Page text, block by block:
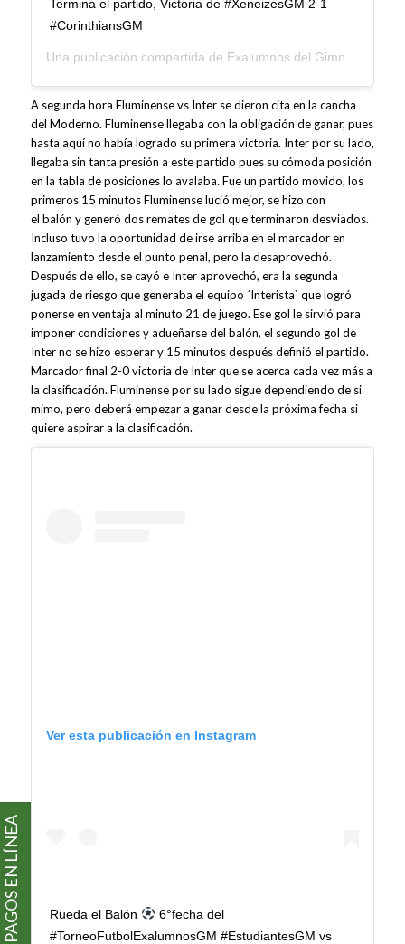
Termina el partido, Victoria de #XeneizesGM 2-1
#CorinthiansGM
Una publicación compartida de Exalumnos del Gimnasio Moderno
A segunda hora Fluminense vs Inter se dieron cita en la cancha
del Moderno. Fluminense llegaba con la obligación de ganar, pues
hasta aquí no había logrado su primera victoria. Inter por su lado,
llegaba sin tanta presión a este partido pues su cómoda posición
en la tabla de posiciones lo avalaba. Fue un partido movido, los
primeros 15 minutos Fluminense lució mejor, se hizo con
el balón y generó dos remates de gol que terminaron desviados.
Incluso tuvo la oportunidad de irse arriba en el marcador en
lanzamiento desde el punto penal, pero la desaprovechó.
Después de ello, se cayó e Inter aprovechó, era la segunda
jugada de riesgo que generaba el equipo ´Interista` que logró
ponerse en ventaja al minuto 21 de juego. Ese gol le sirvió para
imponer condiciones y adueñarse del balón, el segundo gol de
Inter no se hizo esperar y 15 minutos después definió el partido.
Marcador final 2-0 victoria de Inter que se acerca cada vez más a
la clasificación. Fluminense por su lado sigue dependiendo de si
mimo, pero deberá empezar a ganar desde la próxima fecha si
quiere aspirar a la clasificación.
Ver esta publicación en Instagram
Rueda el Balón
6°fecha del
#TorneoFutbolExalumnosGM #EstudiantesGM vs
PAGOS EN LÍNEA